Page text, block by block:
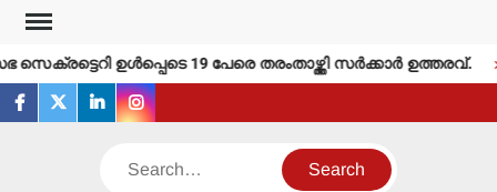
Skip
content
ഉള്‍പ്പെടെ 19 പേരെ തരംതാഴ്ത്തി സര്‍ക്കാര്‍ ഉത്തരവ്.
facebook
twitterlinkedininstagram
Search